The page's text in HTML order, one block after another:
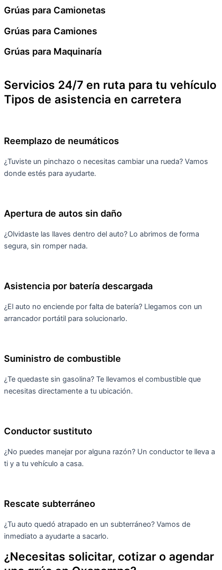
Grúas para Camionetas
Grúas para Camiones
Grúas para Maquinaría
Servicios 24/7 en ruta para tu vehículo
Tipos de asistencia en carretera
Reemplazo de neumáticos
¿Tuviste un pinchazo o necesitas cambiar una rueda? Vamos
donde estés para ayudarte.
Apertura de autos sin daño
¿Olvidaste las llaves dentro del auto? Lo abrimos de forma
segura, sin romper nada.
Asistencia por batería descargada
¿El auto no enciende por falta de batería? Llegamos con un
arrancador portátil para solucionarlo.
Suministro de combustible
¿Te quedaste sin gasolina? Te llevamos el combustible que
necesitas directamente a tu ubicación.
Conductor sustituto
¿No puedes manejar por alguna razón? Un conductor te lleva a
ti y a tu vehículo a casa.
Rescate subterráneo
¿Tu auto quedó atrapado en un subterráneo? Vamos de
inmediato a ayudarte a sacarlo.
¿Necesitas solicitar, cotizar o agendar